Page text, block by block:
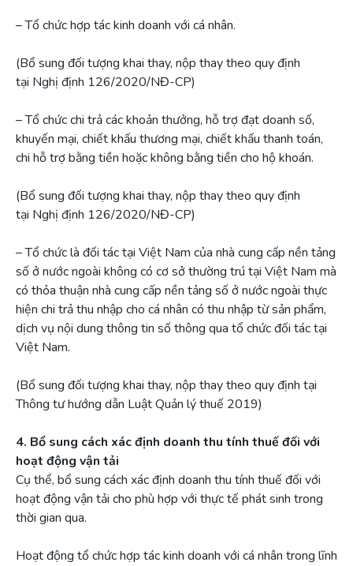
– Tổ chức hợp tác kinh doanh với cá nhân.
(Bổ sung đối tượng khai thay, nộp thay theo quy định
tại Nghị định 126/2020/NĐ-CP)
– Tổ chức chi trả các khoản thưởng, hỗ trợ đạt doanh số,
khuyến mại, chiết khấu thương mại, chiết khấu thanh toán,
chi hỗ trợ bằng tiền hoặc không bằng tiền cho hộ khoán.
(Bổ sung đối tượng khai thay, nộp thay theo quy định
tại Nghị định 126/2020/NĐ-CP)
– Tổ chức là đối tác tại Việt Nam của nhà cung cấp nền tảng
số ở nước ngoài không có cơ sở thường trú tại Việt Nam mà
có thỏa thuận nhà cung cấp nền tảng số ở nước ngoài thực
hiện chi trả thu nhập cho cá nhân có thu nhập từ sản phẩm,
dịch vụ nội dung thông tin số thông qua tổ chức đối tác tại
Việt Nam.
(Bổ sung đối tượng khai thay, nộp thay theo quy định tại
Thông tư hướng dẫn Luật Quản lý thuế 2019)
4. Bổ sung cách xác định doanh thu tính thuế đối với
hoạt động vận tải
Cụ thể, bổ sung cách xác định doanh thu tính thuế đối với
hoạt động vận tải cho phù hợp với thực tế phát sinh trong
thời gian qua.
Hoạt động tổ chức hợp tác kinh doanh với cá nhân trong lĩnh